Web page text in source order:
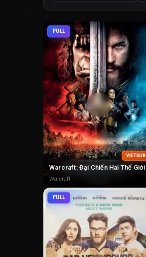
FULL
VIETSUB
Warcraft: Đại Chiến Hai Thế Giới
Warcraft
FULL